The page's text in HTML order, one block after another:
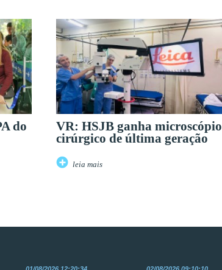
do
VR: HSJB ganha microscópio
cirúrgico de última geração
leia mais